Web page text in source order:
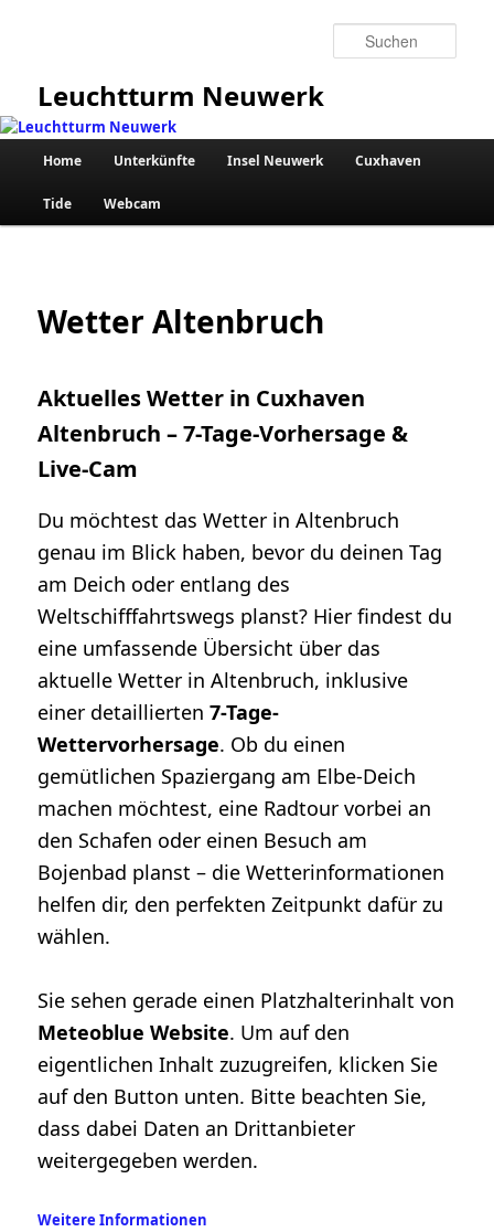
Leuchtturm Neuwerk
Hauptmenü
Home Unterkünfte Insel Neuwerk Cuxhaven
Tide Webcam
Wetter Altenbruch
Aktuelles Wetter in Cuxhaven
Altenbruch – 7-Tage-Vorhersage &
Live-Cam
Du möchtest das Wetter in Altenbruch
genau im Blick haben, bevor du deinen Tag
am Deich oder entlang des
Weltschifffahrtswegs planst? Hier findest du
eine umfassende Übersicht über das
aktuelle Wetter in Altenbruch, inklusive
einer detaillierten7-Tage-
Wettervorhersage. Ob du einen
gemütlichen Spaziergang am Elbe-Deich
machen möchtest, eine Radtour vorbei an
den Schafen oder einen Besuch am
Bojenbad planst – die Wetterinformationen
helfen dir, den perfekten Zeitpunkt dafür zu
wählen.
Sie sehen gerade einen Platzhalterinhalt von
Meteoblue Website. Um auf den
eigentlichen Inhalt zuzugreifen, klicken Sie
auf den Button unten. Bitte beachten Sie,
dass dabei Daten an Drittanbieter
weitergegeben werden.
Weitere Informationen